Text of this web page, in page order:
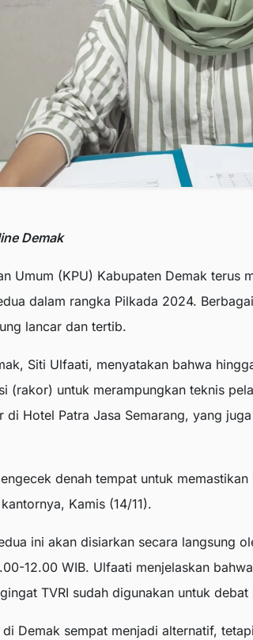
Demak
Umum (KPU) Kabupaten Demak terus
dalam rangka Pilkada 2024.
lancar dan tertib.
Siti Ulfaati, menyatakan bahwa
(rakor) untuk merampungkan teknis
di Hotel Patra Jasa Semarang, yang
denah tempat untuk
Kamis (14/11).
ini akan disiarkan secara langsung
12.00 WIB. Ulfaati menjelaskan
TVRI sudah digunakan untuk
Demak sempat menjadi alternatif,